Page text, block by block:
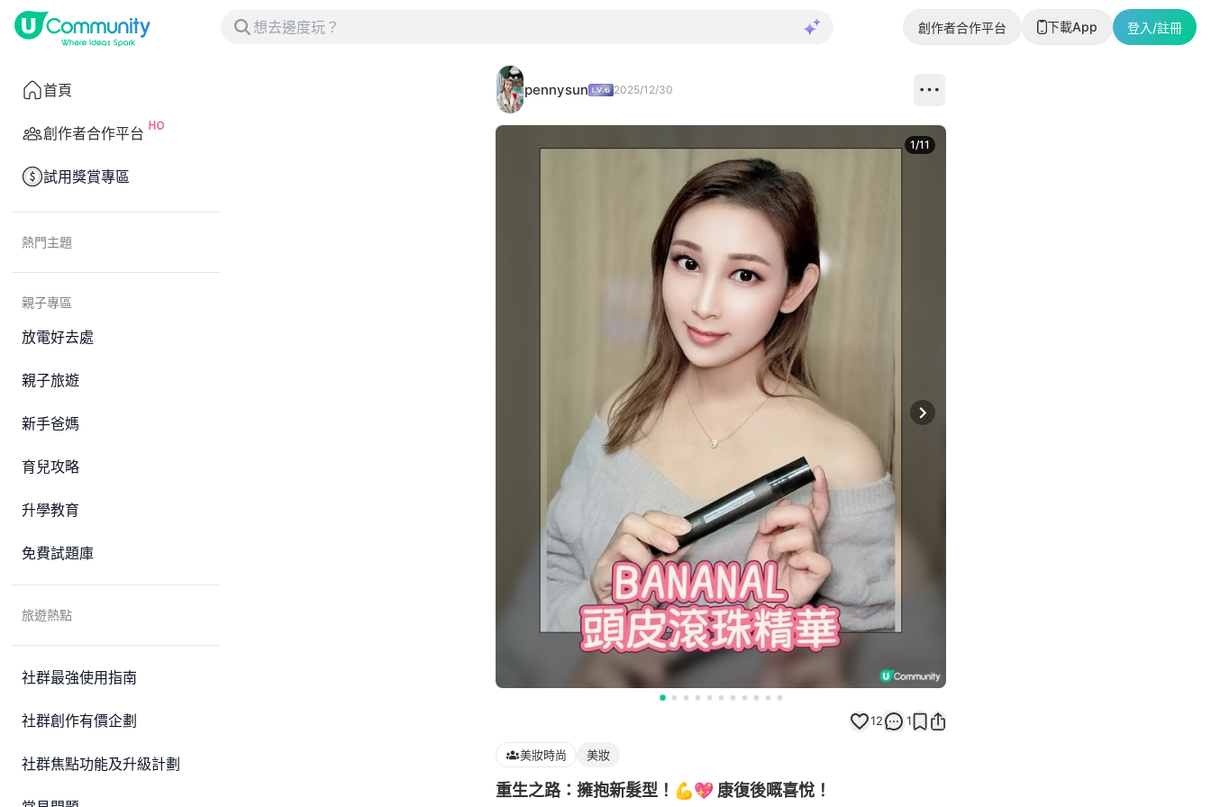
創作者合作平台 下載App 登入/註冊
首頁
創作者合作平台
試用獎賞專區
熱門主題
親子專區
放電好去處
親子旅遊
新手爸媽
育兒攻略
升學教育
免費試題庫
旅遊熱點
社群最強使用指南
社群創作有價企劃
社群焦點功能及升級計劃
pennysun 2025/12/30
Next slide
1/11
12 1
美妝時尚 美妝
重生之路：擁抱新髮型！💪💖 康復後嘅喜悅！